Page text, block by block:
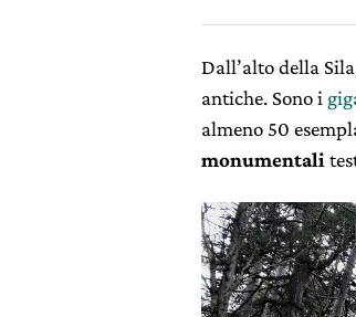
Dall’alto della
antiche. Sono i
almeno 50
monumentali